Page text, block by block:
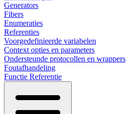
Generators
Fibers
Enumeraties
Referenties
Voorgedefinieerde variabelen
Context opties en parameters
Ondersteunde protocollen en wrappers
Foutafhandeling
Functie Referentie